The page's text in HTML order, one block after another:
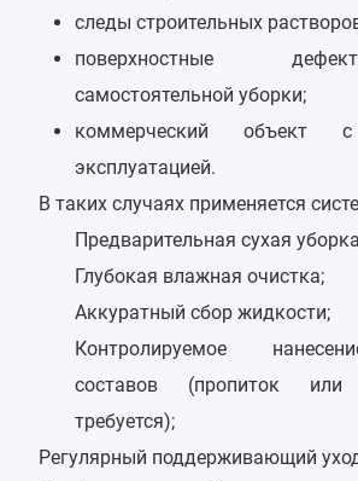
следы строительных
поверхностные
самостоятельной уборки;
коммерческий объект с
эксплуатацией.
В таких случаях применяется
Предварительная сухая
Глубокая влажная очистка;
Аккуратный сбор жидкости;
Контролируемое
составов (пропиток
требуется);
Регулярный поддерживающий